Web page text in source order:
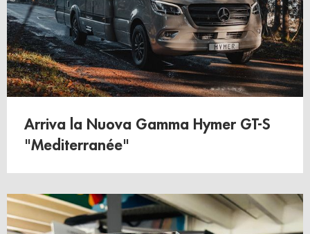
Arriva la Nuova Gamma Hymer GT-S
"Mediterranée"